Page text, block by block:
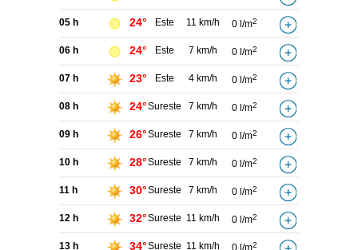
05 h 24° Este 11 km/h 0 l/m2
06 h 24° Este 7 km/h 0 l/m2
07 h 23° Este 4 km/h 0 l/m2
08 h 24°Sureste 7 km/h 0 l/m2
09 h 26°Sureste 7 km/h 0 l/m2
10 h 28°Sureste 7 km/h 0 l/m2
11 h 30°Sureste 7 km/h 0 l/m2
12 h 32°Sureste 11 km/h 0 l/m2
13 h 34°Sureste 11 km/h 2